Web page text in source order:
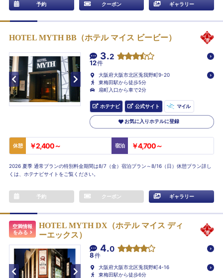
予約 クーポン ギャラリー
HOTEL MYTH BB（ホテル マイス ビービー）
3.2
12件
大阪府大阪市北区兎我野町9-20
東梅田駅から徒歩5分
扇町入口から車で2分
ホテナビ 公式サイト マイル
お気に入りホテルに登録
休憩 ￥2,400～ 宿泊 ￥4,700～
2026 夏季 通常プランの特別料金期間は8/7（金）宿泊プラン～8/16（日）休憩プラン詳し
くは、ホテナビサイトをご覧ください。
予約 クーポン ギャラリー
空満情報
をみる
HOTEL MYTH DX（ホテル マイス ディ
ーエックス）
4.0
8件
大阪府大阪市北区兎我野町4-16
東梅田駅から徒歩6分